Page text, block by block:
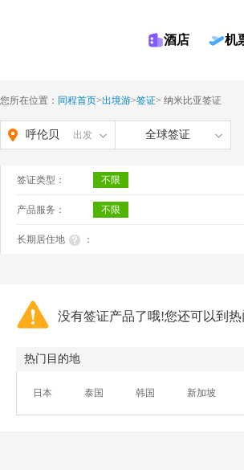
酒店 机
您所在位置： 同程首页>出境游>签证> 纳米比亚签证
呼伦贝 出发 全球签证
签证类型： 不限
产品服务： 不限
长期居住地 ：
没有签证产品了哦!您还可以到
热门目的地
日本 泰国 韩国 新加坡